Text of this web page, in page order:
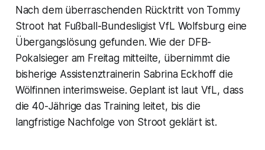
Nach dem überraschenden Rücktritt von Tommy
Stroot hat Fußball-Bundesligist VfL Wolfsburg eine
Übergangslösung gefunden. Wie der DFB-
Pokalsieger am Freitag mitteilte, übernimmt die
bisherige Assistenztrainerin Sabrina Eckhoff die
Wölfinnen interimsweise. Geplant ist laut VfL, dass
die 40-Jährige das Training leitet, bis die
langfristige Nachfolge von Stroot geklärt ist.